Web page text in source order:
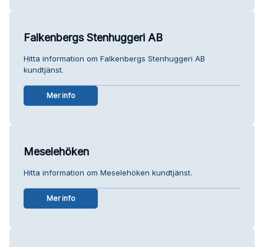
Falkenbergs Stenhuggeri AB
Hitta information om Falkenbergs Stenhuggeri AB
kundtjänst.
Mer info
Meselehöken
Hitta information om Meselehöken kundtjänst.
Mer info